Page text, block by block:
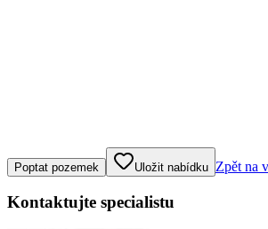
Klepněte nebo klikněte pro ovládání mapy
Poptat pozemek Uložit nabídku Zpět na
Kontaktujte specialistu